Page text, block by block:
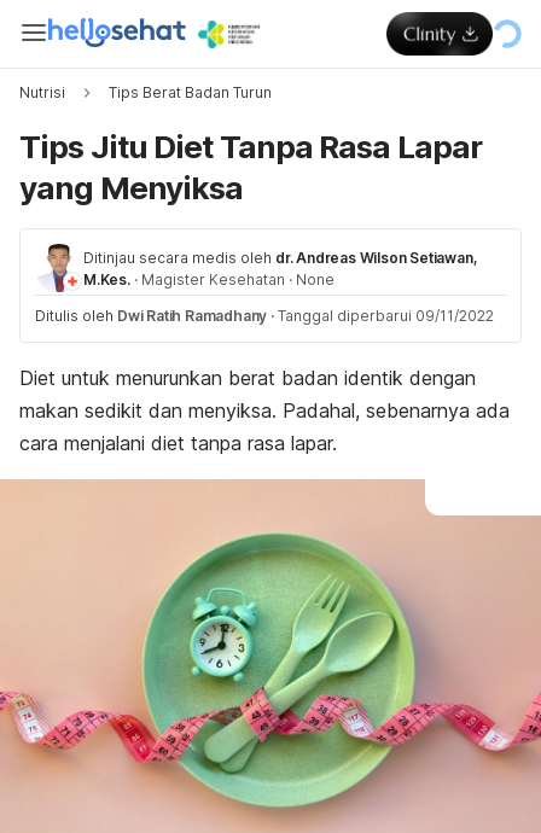
Nutrisi Tips Berat Badan Turun
Tips Jitu Diet Tanpa Rasa Lapar
yang Menyiksa
Ditinjau secara medis oleh dr. Andreas Wilson Setiawan,
M.Kes. · Magister Kesehatan · None
Ditulis oleh Dwi Ratih Ramadhany · Tanggal diperbarui 09/11/2022
Diet untuk menurunkan berat badan identik dengan
makan sedikit dan menyiksa. Padahal, sebenarnya ada
cara menjalani diet tanpa rasa lapar.